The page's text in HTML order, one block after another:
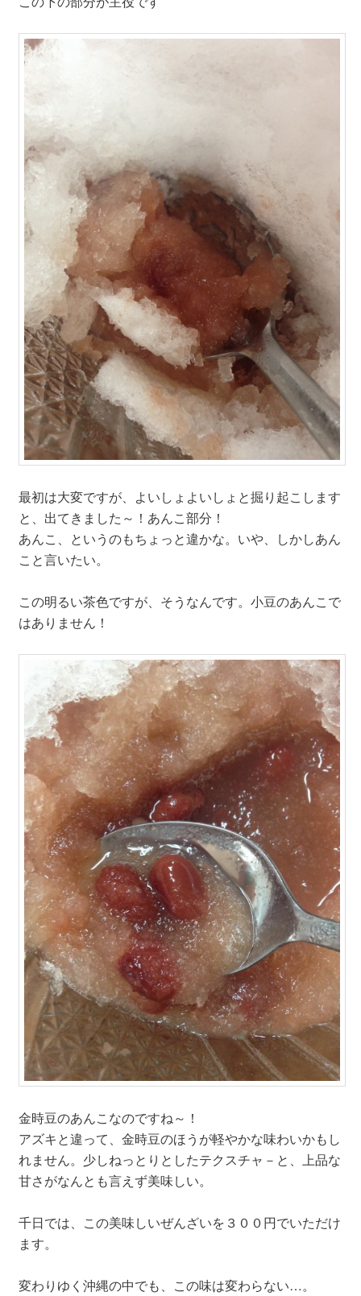
最初は大変ですが、よいしょよいしょと掘り起こします
と、出てきました～！あんこ部分！
あんこ、というのもちょっと違かな。いや、しかしあん
こと言いたい。
この明るい茶色ですが、そうなんです。小豆のあんこで
はありません！
金時豆のあんこなのですね～！
アズキと違って、金時豆のほうが軽やかな味わいかもし
れません。少しねっとりとしたテクスチャ－と、上品な
甘さがなんとも言えず美味しい。
千日では、この美味しいぜんざいを３００円でいただけ
ます。
変わりゆく沖縄の中でも、この味は変わらない…。